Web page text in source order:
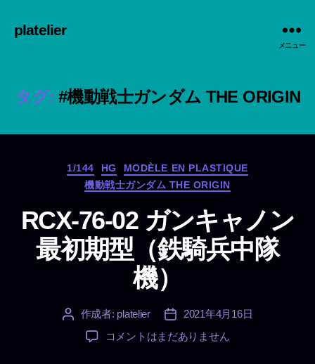
platelier
メニュー
タグ: #機動戦士ガンダム THE ORIGIN
カ
テ
リ
ー
1/144 HG
MODÈLE EN PLASTIQUE
機動戦士ガンダム THE ORIGIN
RCX-76-02 ガンキャノン
最初期型（鉄騎兵中隊
機）
投 作成者: platelier
投
稿
日
2021年4月16日
RCX-
コメントはまだありません